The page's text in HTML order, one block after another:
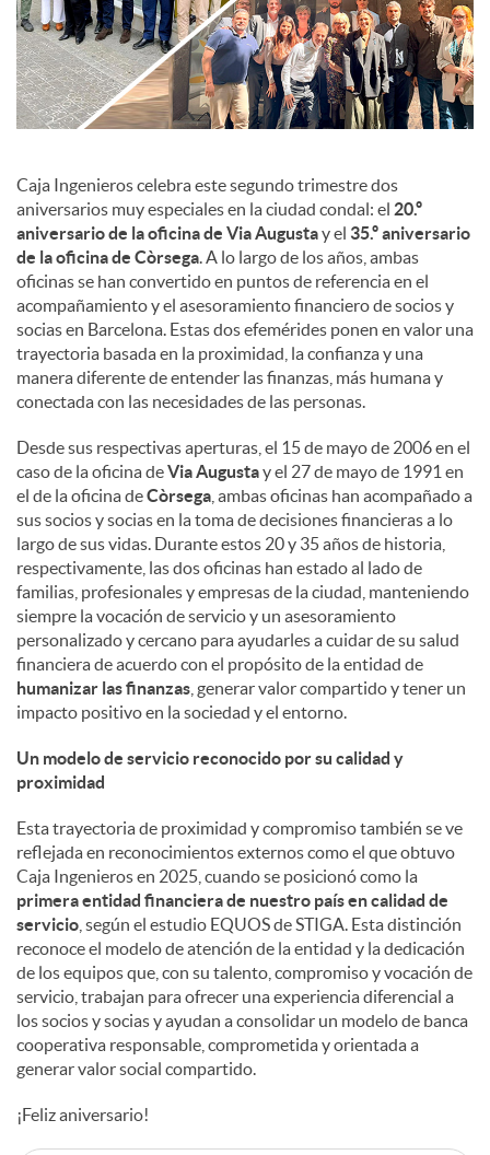
o
n
t
e
n
i
d
o
s
Caja Ingenieros celebra este segundo trimestre dos
aniversarios muy especiales en la ciudad condal: el 20.º
aniversario de la oficina de Via Augustay el 35.º aniversario
de la oficina de Còrsega. A lo largo de los años, ambas
oficinas se han convertido en puntos de referencia en el
acompañamiento y el asesoramiento financiero de socios y
socias en Barcelona. Estas dos efemérides ponen en valor una
trayectoria basada en la proximidad, la confianza y una
manera diferente de entender las finanzas, más humana y
conectada con las necesidades de las personas.
Desde sus respectivas aperturas, el 15 de mayo de 2006 en el
caso de la oficina deVia Augustay el 27 de mayo de 1991 en
el de la oficina deCòrsega , ambas oficinas han acompañado a
sus socios y socias en la toma de decisiones financieras a lo
largo de sus vidas. Durante estos 20 y 35 años de historia,
respectivamente, las dos oficinas han estado al lado de
familias, profesionales y empresas de la ciudad, manteniendo
siempre la vocación de servicio y un asesoramiento
personalizado y cercano para ayudarles a cuidar de su salud
financiera de acuerdo con el propósito de la entidad de
humanizar las finanzas , generar valor compartido y tener un
impacto positivo en la sociedad y el entorno.
Un modelo de servicio reconocido por su calidad y
proximidad
Esta trayectoria de proximidad y compromiso también se ve
reflejada en reconocimientos externos como el que obtuvo
Caja Ingenieros en 2025, cuando se posicionó como la
primera entidad financiera de nuestro país en calidad de
servicio , según el estudio EQUOS de STIGA. Esta distinción
reconoce el modelo de atención de la entidad y la dedicación
de los equipos que, con su talento, compromiso y vocación de
servicio, trabajan para ofrecer una experiencia diferencial a
los socios y socias y ayudan a consolidar un modelo de banca
cooperativa responsable, comprometida y orientada a
generar valor social compartido.
¡Feliz aniversario!